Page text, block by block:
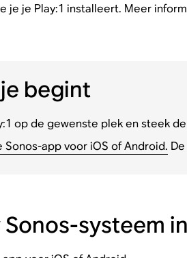
je je Play:1 installeert. Meer
begint
op de gewenste plek en steek
Sonos-app voor iOS of Android.
Sonos-systeem